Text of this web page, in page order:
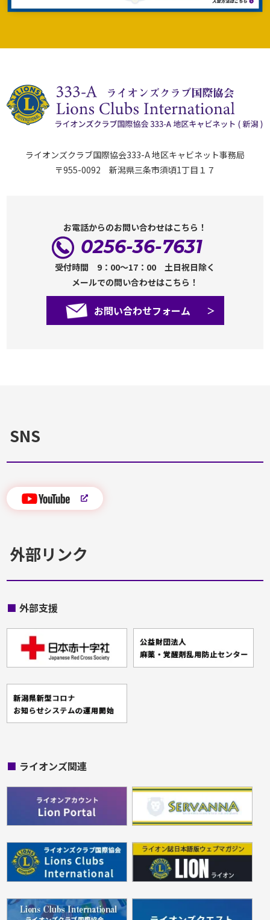
ライオンズクラブ国際協会333-A 地区キャビネット事務局
〒955-0092 新潟県三条市須頃1丁目１７
お電話からのお問い合わせはこちら！
0256-36-7631
受付時間 9：00～17：00 土日祝日除く
メールでの問い合わせはこちら！
お問い合わせフォーム
SNS
外部リンク
■ 外部支援
■ ライオンズ関連